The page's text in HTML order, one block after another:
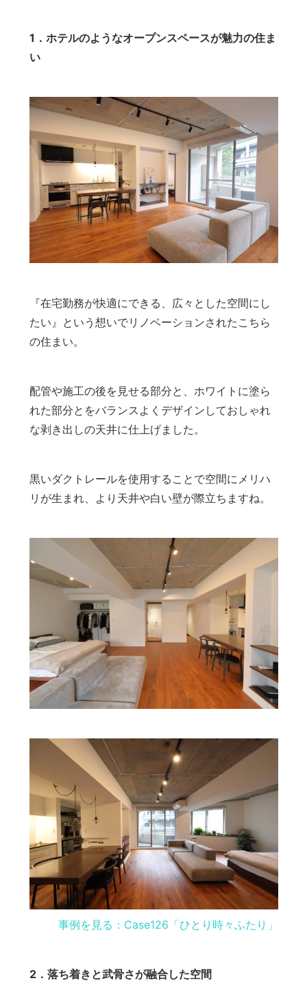
1．ホテルのようなオープンスペースが魅力の住ま
い
『在宅勤務が快適にできる、広々とした空間にし
たい』という想いでリノベーションされたこちら
の住まい。
配管や施工の後を見せる部分と、ホワイトに塗ら
れた部分とをバランスよくデザインしておしゃれ
な剥き出しの天井に仕上げました。
黒いダクトレールを使用することで空間にメリハ
リが生まれ、より天井や白い壁が際立ちますね。
事例を見る：Case126「ひとり時々ふたり」
2．落ち着きと武骨さが融合した空間